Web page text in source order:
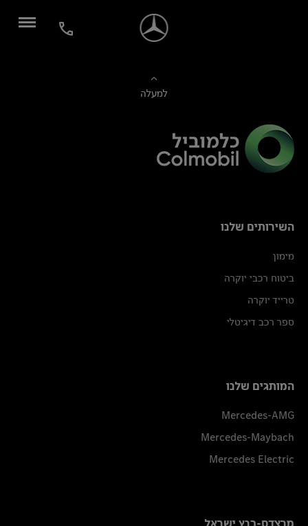
למעלה
השירותים שלנו
מימון
ביטוח רכבי יוקרה
טרייד יוקרה
ספר רכב דיגיטלי
המותגים שלנו
Mercedes-AMG
Mercedes-Maybach
Mercedes Electric